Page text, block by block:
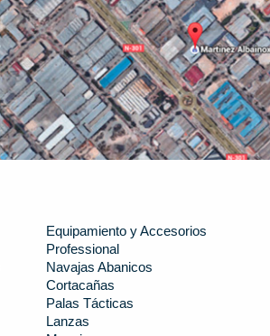
Equipamiento y Accesorios
Professional
Navajas Abanicos
Cortacañas
Palas Tácticas
Lanzas